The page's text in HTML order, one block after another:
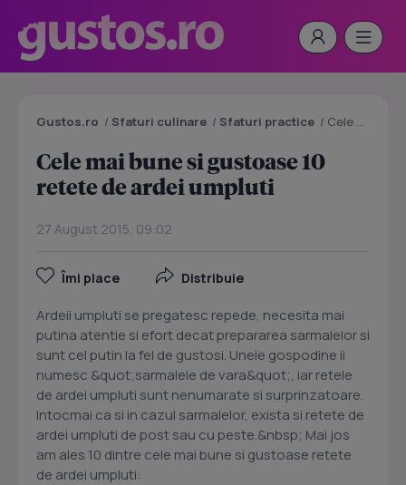
Gustos.ro / Sfaturi culinare / Sfaturi practice / Cele mai bune si gustoase 10 retete de ardei umpluti
Cele mai bune si gustoase 10
retete de ardei umpluti
27 August 2015, 09:02
Îmi place Distribuie
Ardeii umpluti se pregatesc repede, necesita mai
putina atentie si efort decat prepararea sarmalelor si
sunt cel putin la fel de gustosi. Unele gospodine ii
numesc &quot;sarmalele de vara&quot;, iar retele
de ardei umpluti sunt nenumarate si surprinzatoare.
Intocmai ca si in cazul sarmalelor, exista si retete de
ardei umpluti de post sau cu peste.&nbsp; Mai jos
am ales 10 dintre cele mai bune si gustoase retete
de ardei umpluti: